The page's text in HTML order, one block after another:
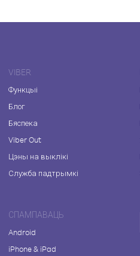
VIBER
Функцыі
Блог
Бяспека
Viber Out
Цэны на выклікі
Служба падтрымкі
СПАМПАВАЦЬ
Android
iPhone & iPad